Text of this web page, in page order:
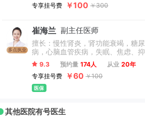
专享挂号费
￥100 ￥300
多点执业
崔海兰 副主任医师
擅长：慢性肾炎，肾功能衰竭，糖
病，心脑血管疾病，失眠、焦虑、
悸、胸闷、咳嗽、胃胀胃痛、便秘
痛经、更年期综合征等妇科疾病，
9.3 预约量 174人 从业 20年
专享挂号费
￥60 ￥100
医保
其他医院有号医生